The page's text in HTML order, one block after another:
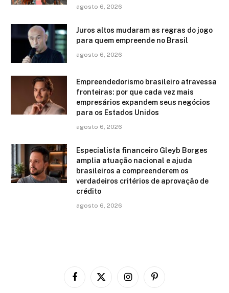
agosto 6, 2026
Juros altos mudaram as regras do jogo
para quem empreende no Brasil
agosto 6, 2026
Empreendedorismo brasileiro atravessa
fronteiras: por que cada vez mais
empresários expandem seus negócios
para os Estados Unidos
agosto 6, 2026
Especialista financeiro Gleyb Borges
amplia atuação nacional e ajuda
brasileiros a compreenderem os
verdadeiros critérios de aprovação de
crédito
agosto 6, 2026
Facebook
X
InstagramPinterest